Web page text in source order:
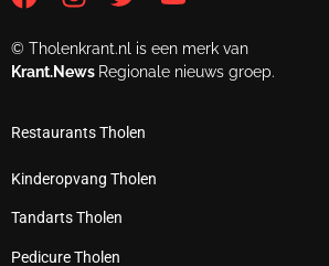
© Tholenkrant.nl is een merk van
Krant.News Regionale nieuws groep.
Restaurants Tholen
Kinderopvang Tholen
Tandarts Tholen
Pedicure Tholen